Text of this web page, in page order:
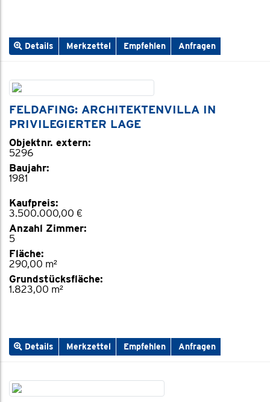
Details Merkzettel Empfehlen Anfragen
FELDAFING: ARCHITEKTENVILLA IN
PRIVILEGIERTER LAGE
Objektnr. extern:
5296
Baujahr:
1981
Kaufpreis:
3.500.000,00 €
Anzahl Zimmer:
5
Fläche:
290,00 m²
Grundstücksfläche:
1.823,00 m²
Details Merkzettel Empfehlen Anfragen